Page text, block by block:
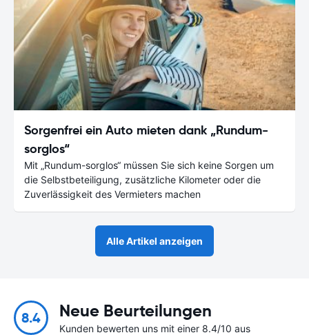
Sorgenfrei ein Auto mieten dank „Rundum-
sorglos“
Mit „Rundum-sorglos“ müssen Sie sich keine Sorgen um
die Selbstbeteiligung, zusätzliche Kilometer oder die
Zuverlässigkeit des Vermieters machen
Alle Artikel anzeigen
8.4 Neue Beurteilungen
Kunden bewerten uns mit einer 8.4/10 aus